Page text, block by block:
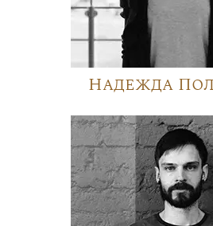
Надежда